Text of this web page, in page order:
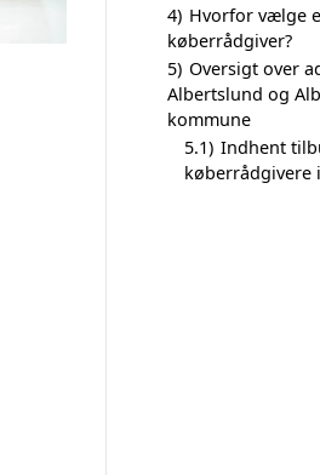
4) Hvorfor vælge
køberrådgiver?
5) Oversigt over
Albertslund og
kommune
5.1) Indhent
køberrådgivere